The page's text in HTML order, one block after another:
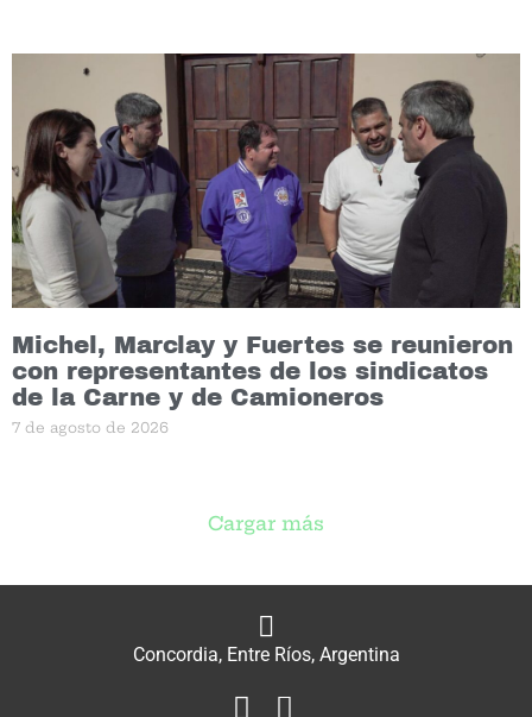
Michel, Marclay y Fuertes se reunieron
con representantes de los sindicatos
de la Carne y de Camioneros
7 de agosto de 2026
Cargar más
Concordia, Entre Ríos, Argentina